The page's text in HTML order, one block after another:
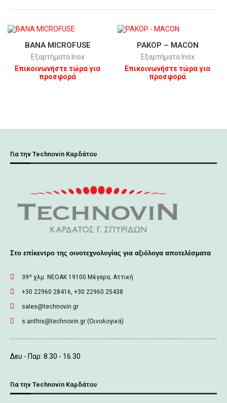
ΒANA MICROFUSΕ
Εξαρτήματα Inox
Επικοινωνήστε τώρα για
προσφορά
ΡΑΚΟΡ – ΜΑCON
Εξαρτήματα Inox
Επικοινωνήστε τώρα για
προσφορά
Για την Technovin Καρδάτου
Στο επίκεντρο της οινοτεχνολογίας για αξιόλογα αποτελέσματα
39º χλμ. ΝΕΟΑΚ 19100 Mέγαρα, Αττική
+30 22960 28416, +30 22960 25438
sales@technovin.gr
s.anthis@technovin.gr (Οινολογικά)
Δευ - Παρ: 8.30 - 16.30
Για την Technovin Καρδάτου